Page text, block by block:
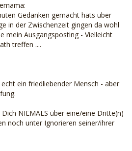
Gedanken gemacht hats über
in der Zwischenzeit gingen da wohl
mein Ausgangsposting - Vielleicht
treffen ....
ein friedliebender Mensch - aber
NIEMALS über eine/eine Dritte(n)
noch unter Ignorieren seiner/ihrer